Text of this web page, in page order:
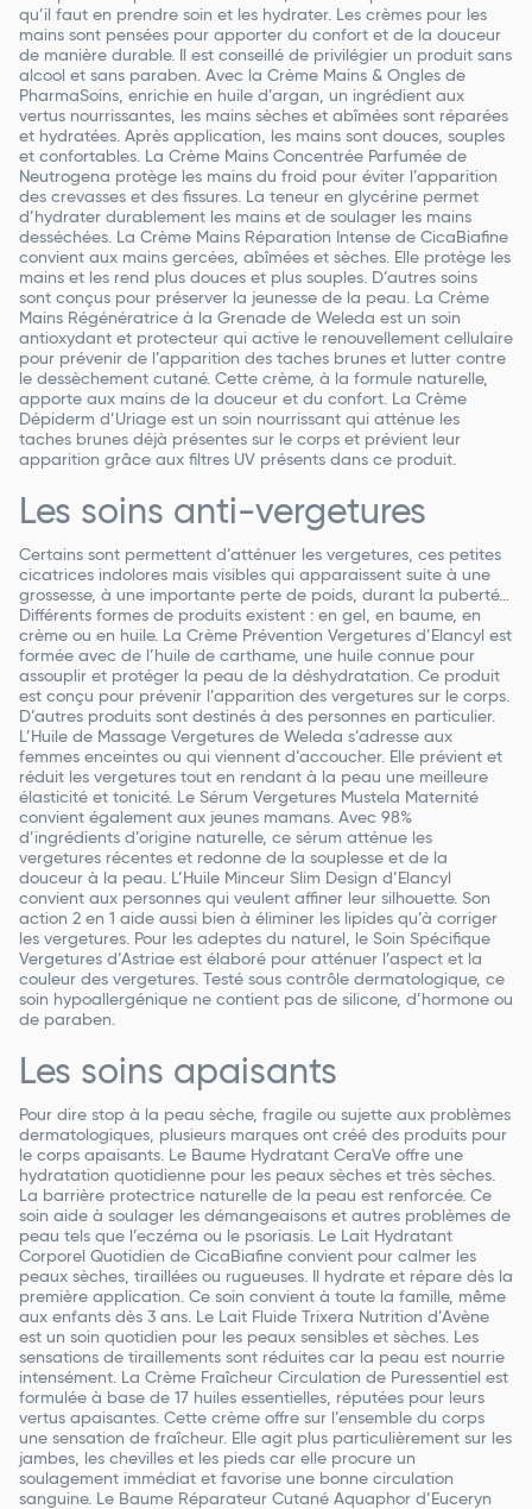
qu’il faut en prendre soin et les hydrater. Les crèmes pour les
mains sont pensées pour apporter du confort et de la douceur
de manière durable. Il est conseillé de privilégier un produit sans
alcool et sans paraben. Avec la Crème Mains & Ongles de
PharmaSoins, enrichie en huile d’argan, un ingrédient aux
vertus nourrissantes, les mains sèches et abîmées sont réparées
et hydratées. Après application, les mains sont douces, souples
et confortables. La Crème Mains Concentrée Parfumée de
Neutrogena protège les mains du froid pour éviter l’apparition
des crevasses et des fissures. La teneur en glycérine permet
d’hydrater durablement les mains et de soulager les mains
desséchées. La Crème Mains Réparation Intense de CicaBiafine
convient aux mains gercées, abîmées et sèches. Elle protège les
mains et les rend plus douces et plus souples. D’autres soins
sont conçus pour préserver la jeunesse de la peau. La Crème
Mains Régénératrice à la Grenade de Weleda est un soin
antioxydant et protecteur qui active le renouvellement cellulaire
pour prévenir de l’apparition des taches brunes et lutter contre
le dessèchement cutané. Cette crème, à la formule naturelle,
apporte aux mains de la douceur et du confort. La Crème
Dépiderm d’Uriage est un soin nourrissant qui atténue les
taches brunes déjà présentes sur le corps et prévient leur
apparition grâce aux filtres UV présents dans ce produit.
Les soins anti-vergetures
Certains sont permettent d’atténuer les vergetures, ces petites
cicatrices indolores mais visibles qui apparaissent suite à une
grossesse, à une importante perte de poids, durant la puberté…
Différents formes de produits existent : en gel, en baume, en
crème ou en huile. La Crème Prévention Vergetures d’Elancyl est
formée avec de l’huile de carthame, une huile connue pour
assouplir et protéger la peau de la déshydratation. Ce produit
est conçu pour prévenir l’apparition des vergetures sur le corps.
D’autres produits sont destinés à des personnes en particulier.
L’Huile de Massage Vergetures de Weleda s’adresse aux
femmes enceintes ou qui viennent d’accoucher. Elle prévient et
réduit les vergetures tout en rendant à la peau une meilleure
élasticité et tonicité. Le Sérum Vergetures Mustela Maternité
convient également aux jeunes mamans. Avec 98%
d’ingrédients d’origine naturelle, ce sérum atténue les
vergetures récentes et redonne de la souplesse et de la
douceur à la peau. L’Huile Minceur Slim Design d’Elancyl
convient aux personnes qui veulent affiner leur silhouette. Son
action 2 en 1 aide aussi bien à éliminer les lipides qu’à corriger
les vergetures. Pour les adeptes du naturel, le Soin Spécifique
Vergetures d’Astriae est élaboré pour atténuer l’aspect et la
couleur des vergetures. Testé sous contrôle dermatologique, ce
soin hypoallergénique ne contient pas de silicone, d’hormone ou
de paraben.
Les soins apaisants
Pour dire stop à la peau sèche, fragile ou sujette aux problèmes
dermatologiques, plusieurs marques ont créé des produits pour
le corps apaisants. Le Baume Hydratant CeraVe offre une
hydratation quotidienne pour les peaux sèches et très sèches.
La barrière protectrice naturelle de la peau est renforcée. Ce
soin aide à soulager les démangeaisons et autres problèmes de
peau tels que l’eczéma ou le psoriasis. Le Lait Hydratant
Corporel Quotidien de CicaBiafine convient pour calmer les
peaux sèches, tiraillées ou rugueuses. Il hydrate et répare dès la
première application. Ce soin convient à toute la famille, même
aux enfants dès 3 ans. Le Lait Fluide Trixera Nutrition d’Avène
est un soin quotidien pour les peaux sensibles et sèches. Les
sensations de tiraillements sont réduites car la peau est nourrie
intensément. La Crème Fraîcheur Circulation de Puressentiel est
formulée à base de 17 huiles essentielles, réputées pour leurs
vertus apaisantes. Cette crème offre sur l’ensemble du corps
une sensation de fraîcheur. Elle agit plus particulièrement sur les
jambes, les chevilles et les pieds car elle procure un
soulagement immédiat et favorise une bonne circulation
sanguine. Le Baume Réparateur Cutané Aquaphor d’Euceryn